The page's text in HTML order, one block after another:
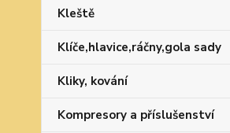
Kleště
Klíče,hlavice,ráčny,gola sady
Kliky, kování
Kompresory a příslušenství